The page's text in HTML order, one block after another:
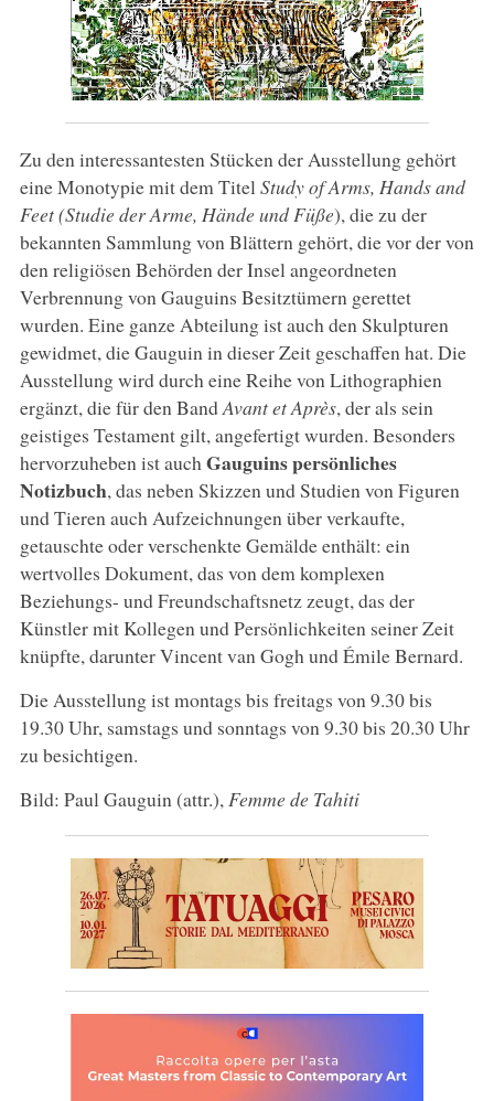
Zu den interessantesten Stücken der Ausstellung gehört
eine Monotypie mit dem Titel Study of Arms, Hands and
Feet (Studie der Arme, Hände und Füße), die zu der
bekannten Sammlung von Blättern gehört, die vor der von
den religiösen Behörden der Insel angeordneten
Verbrennung von Gauguins Besitztümern gerettet
wurden. Eine ganze Abteilung ist auch den Skulpturen
gewidmet, die Gauguin in dieser Zeit geschaffen hat. Die
Ausstellung wird durch eine Reihe von Lithographien
ergänzt, die für den BandAvant et Après, der als sein
geistiges Testament gilt, angefertigt wurden. Besonders
hervorzuheben ist auch Gauguins persönliches
Notizbuch, das neben Skizzen und Studien von Figuren
und Tieren auch Aufzeichnungen über verkaufte,
getauschte oder verschenkte Gemälde enthält: ein
wertvolles Dokument, das von dem komplexen
Beziehungs- und Freundschaftsnetz zeugt, das der
Künstler mit Kollegen und Persönlichkeiten seiner Zeit
knüpfte, darunter Vincent van Gogh und Émile Bernard.
Die Ausstellung ist montags bis freitags von 9.30 bis
19.30 Uhr, samstags und sonntags von 9.30 bis 20.30 Uhr
zu besichtigen.
Bild: Paul Gauguin (attr.), Femme de Tahiti